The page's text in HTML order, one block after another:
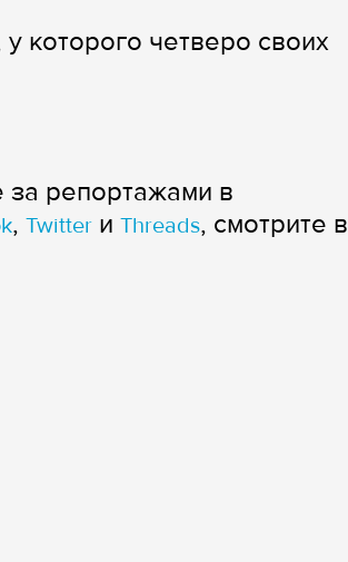
которого четверо своих
за репортажами в
, Twitter и Threads, смотрите в